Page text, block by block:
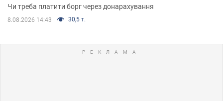
Чи треба платити борг через донарахування
8.08.2026 14:43 30,5 т.